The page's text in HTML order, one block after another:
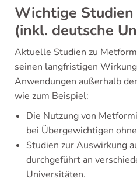
Wichtige
(inkl. deutsche
Aktuelle Studien zu
seinen langfristigen
Anwendungen außerhalb
wie zum Beispiel:
Die Nutzung von
bei Übergewichtigen
Studien zur Auswirkung
durchgeführt an
Universitäten.